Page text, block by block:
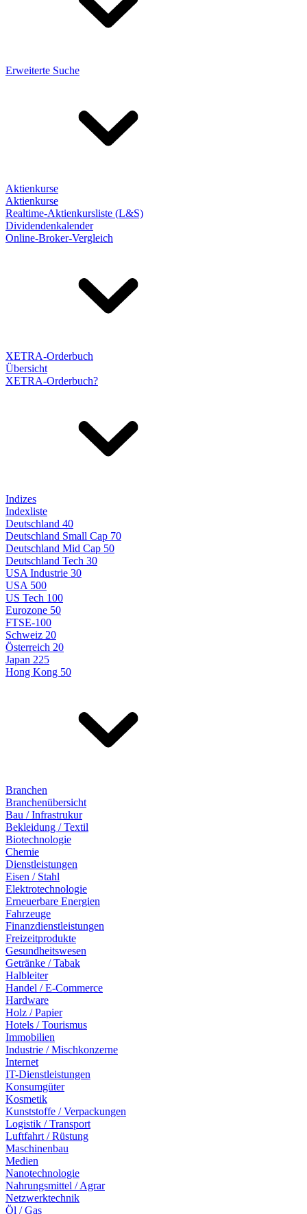
Erweiterte Suche
Aktienkurse
Aktienkurse
Realtime-Aktienkursliste (L&S)
Dividendenkalender
Online-Broker-Vergleich
XETRA-Orderbuch
Übersicht
XETRA-Orderbuch?
Indizes
Indexliste
Deutschland 40
Deutschland Small Cap 70
Deutschland Mid Cap 50
Deutschland Tech 30
USA Industrie 30
USA 500
US Tech 100
Eurozone 50
FTSE-100
Schweiz 20
Österreich 20
Japan 225
Hong Kong 50
Branchen
Branchenübersicht
Bau / Infrastrukur
Bekleidung / Textil
Biotechnologie
Chemie
Dienstleistungen
Eisen / Stahl
Elektrotechnologie
Erneuerbare Energien
Fahrzeuge
Finanzdienstleistungen
Freizeitprodukte
Gesundheitswesen
Getränke / Tabak
Halbleiter
Handel / E-Commerce
Hardware
Holz / Papier
Hotels / Tourismus
Immobilien
Industrie / Mischkonzerne
Internet
IT-Dienstleistungen
Konsumgüter
Kosmetik
Kunststoffe / Verpackungen
Logistik / Transport
Luftfahrt / Rüstung
Maschinenbau
Medien
Nanotechnologie
Nahrungsmittel / Agrar
Netzwerktechnik
Öl / Gas